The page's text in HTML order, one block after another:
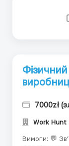
7000zł
Work Hunt
Вимоги: 💬